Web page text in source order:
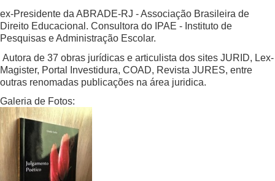
ex-Presidente da ABRADE-RJ - Associação Brasileira de
Direito Educacional. Consultora do IPAE - Instituto de
Pesquisas e Administração Escolar.
Autora de 37 obras jurídicas e articulista dos sites JURID, Lex-
Magister, Portal Investidura, COAD, Revista JURES, entre
outras renomadas publicações na área juridica.
Galeria de Fotos: